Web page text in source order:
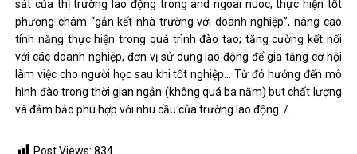
sát của thị trường lao động trong and ngoai nuoc; thực hiện tốt
phương châm “gắn kết nhà trường với doanh nghiệp”, nâng cao
tính năng thực hiện trong quá trình đào tạo; tăng cường kết nối
với các doanh nghiệp, đơn vị sử dụng lao động để gia tăng cơ hội
làm việc cho người học sau khi tốt nghiệp… Từ đó hướng đến mô
hình đào trong thời gian ngắn (không quá ba năm) but chất lượng
và đảm bảo phù hợp với nhu cầu của trường lao động. /.
Post Views: 834